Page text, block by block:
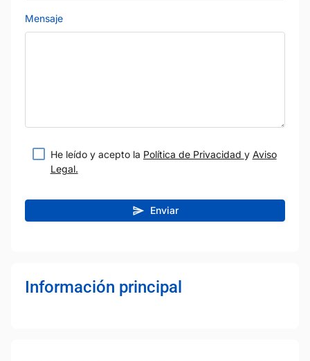
Mensaje
He leído y acepto la Política de Privacidad y Aviso
Legal.
Enviar
Información principal